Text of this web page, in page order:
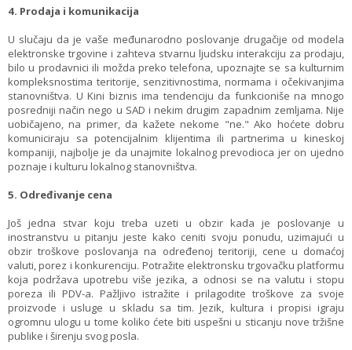
4. Prodaja i komunikacija
U slučaju da je vaše međunarodno poslovanje drugačije od modela
elektronske trgovine i zahteva stvarnu ljudsku interakciju za prodaju,
bilo u prodavnici ili možda preko telefona, upoznajte se sa kulturnim
kompleksnostima teritorije, senzitivnostima, normama i očekivanjima
stanovništva. U Kini biznis ima tendenciju da funkcioniše na mnogo
posredniji način nego u SAD i nekim drugim zapadnim zemljama. Nije
uobičajeno, na primer, da kažete nekome "ne." Ako hoćete dobru
komuniciraju sa potencijalnim klijentima ili partnerima u kineskoj
kompaniji, najbolje je da unajmite lokalnog prevodioca jer on ujedno
poznaje i kulturu lokalnog stanovništva.
5. Određivanje cena
Još jedna stvar koju treba uzeti u obzir kada je poslovanje u
inostranstvu u pitanju jeste kako ceniti svoju ponudu, uzimajući u
obzir troškove poslovanja na određenoj teritoriji, cene u domaćoj
valuti, porez i konkurenciju. Potražite elektronsku trgovačku platformu
koja podržava upotrebu više jezika, a odnosi se na valutu i stopu
poreza ili PDV-a. Pažljivo istražite i prilagodite troškove za svoje
proizvode i usluge u skladu sa tim. Jezik, kultura i propisi igraju
ogromnu ulogu u tome koliko ćete biti uspešni u sticanju nove tržišne
publike i širenju svog posla.